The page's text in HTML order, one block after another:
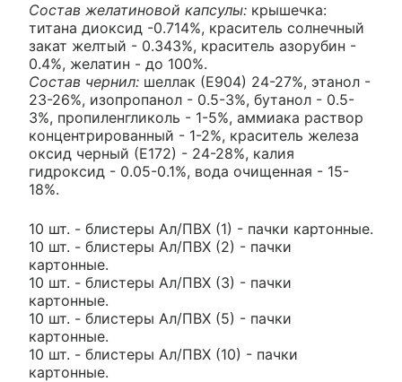
Состав желатиновой капсулы: крышечка:
титана диоксид -0.714%, краситель солнечный
закат желтый - 0.343%, краситель азорубин -
0.4%, желатин - до 100%.
Состав чернил: шеллак (Е904) 24-27%, этанол -
23-26%, изопропанол - 0.5-3%, бутанол - 0.5-
3%, пропиленгликоль - 1-5%, аммиака раствор
концентрированный - 1-2%, краситель железа
оксид черный (Е172) - 24-28%, калия
гидроксид - 0.05-0.1%, вода очищенная - 15-
18%.
10 шт. - блистеры Ал/ПВХ (1) - пачки картонные.
10 шт. - блистеры Ал/ПВХ (2) - пачки
картонные.
10 шт. - блистеры Ал/ПВХ (3) - пачки
картонные.
10 шт. - блистеры Ал/ПВХ (5) - пачки
картонные.
10 шт. - блистеры Ал/ПВХ (10) - пачки
картонные.